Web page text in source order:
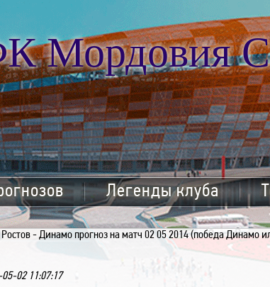
Мордовия
Легенды клуба
Ростов - Динамо прогноз на матч 02 05 2014 (победа Динамо
02 11:07:17